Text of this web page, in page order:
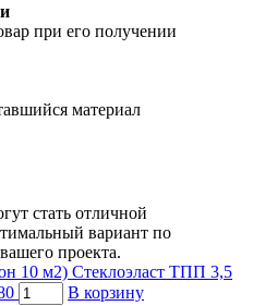
при его получении
материал
стать отличной
вариант по
проекта.
Стеклоэласт ТПП 3,5
В корзину